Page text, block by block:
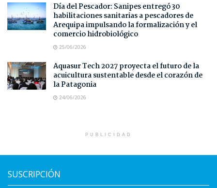
Día del Pescador: Sanipes entregó 30
habilitaciones sanitarias a pescadores de
Arequipa impulsando la formalización y el
comercio hidrobiológico
25/06/2026
Aquasur Tech 2027 proyecta el futuro de la
acuicultura sustentable desde el corazón de
la Patagonia
24/06/2026
PUBLICIDAD
SUSCRIPCIÓN